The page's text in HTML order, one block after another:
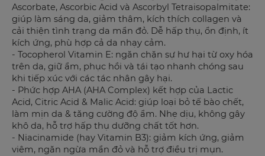
Ascorbate, Ascorbic Acid và Ascorbyl Tetraisopalmitate:
giúp làm sáng da, giảm thâm, kích thích collagen và
cải thiện tình trạng da mẩn đỏ. Dễ hấp thụ, ổn định, ít
kích ứng, phù hợp cả da nhạy cảm.
- Tocopherol Vitamin E: ngăn chặn sự hư hại từ oxy hóa
trên da, giữ ẩm, phục hồi và tái tạo nhanh chóng sau
khi tiếp xúc với các tác nhân gây hại.
- Phức hợp AHA (AHA Complex) kết hợp của Lactic
Acid, Citric Acid & Malic Acid: giúp loại bỏ tế bào chết,
làm mịn da & tăng cường độ ẩm. Nhẹ dịu, không gây
khô da, hỗ trợ hấp thụ dưỡng chất tốt hơn.
- Niacinamide (hay Vitamin B3): giảm kích ứng, giảm
viêm, ngăn ngừa mẩn đỏ và hỗ trợ điều trị mụn.